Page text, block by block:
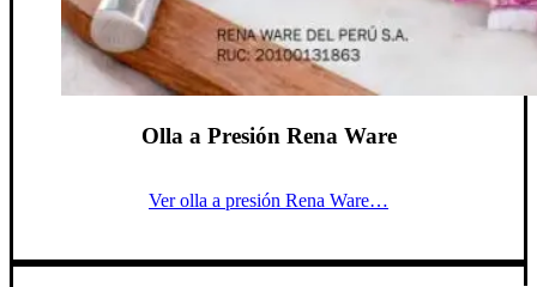
Olla a Presión Rena Ware
Ver olla a presión Rena Ware…